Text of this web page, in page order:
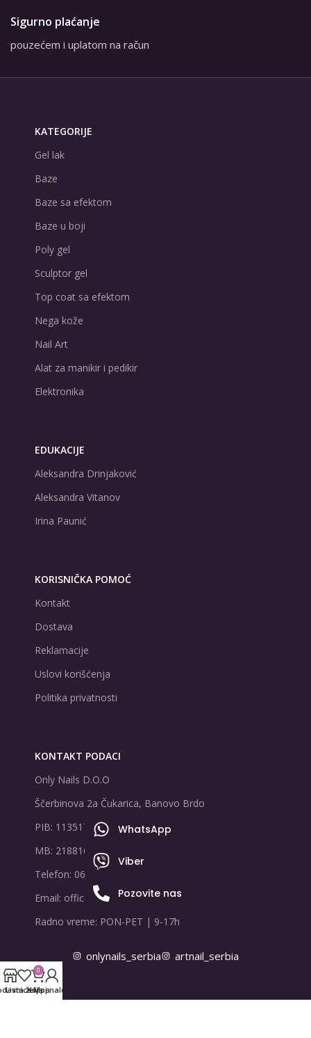
Sigurno plaćanje
pouzećem i uplatom na račun
KATEGORIJE
Gel lak
Baze
Baze sa efektom
Baze u boji
Poly gel
Sculptor gel
Top coat sa efektom
Nega kože
Nail Art
Alat za manikir i pedikir
Elektronika
EDUKACIJE
Aleksandra Drinjaković
Aleksandra Vitanov
Irina Paunić
KORISNIČKA POMOĆ
Kontakt
Dostava
Reklamacije
Uslovi korišćenja
Politika privatnosti
KONTAKT PODACI
Only Nails D.O.O
Ščerbinova 2a Čukarica, Banovo Brdo
PIB: 113517995
MB: 21881678
Telefon: 065/8047888
Email: office@onlynails.rs
Radno vreme: PON-PET | 9-17h
onlynails_serbia artnail_serbia
Lista želja
0
Korpa
Moj nalog
WhatsApp
Viber
Pozovite nas